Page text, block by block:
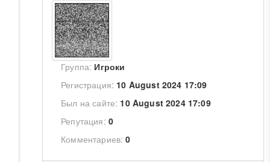
Группа: Игроки
Регистрация: 10 August 2024 17:09
Был на сайте: 10 August 2024 17:09
Репутация: 0
Комментариев: 0